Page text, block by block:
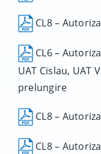
CL8 –
CL6 –
UAT Cislau, UAT
prelungire
CL8 –
CL8 –